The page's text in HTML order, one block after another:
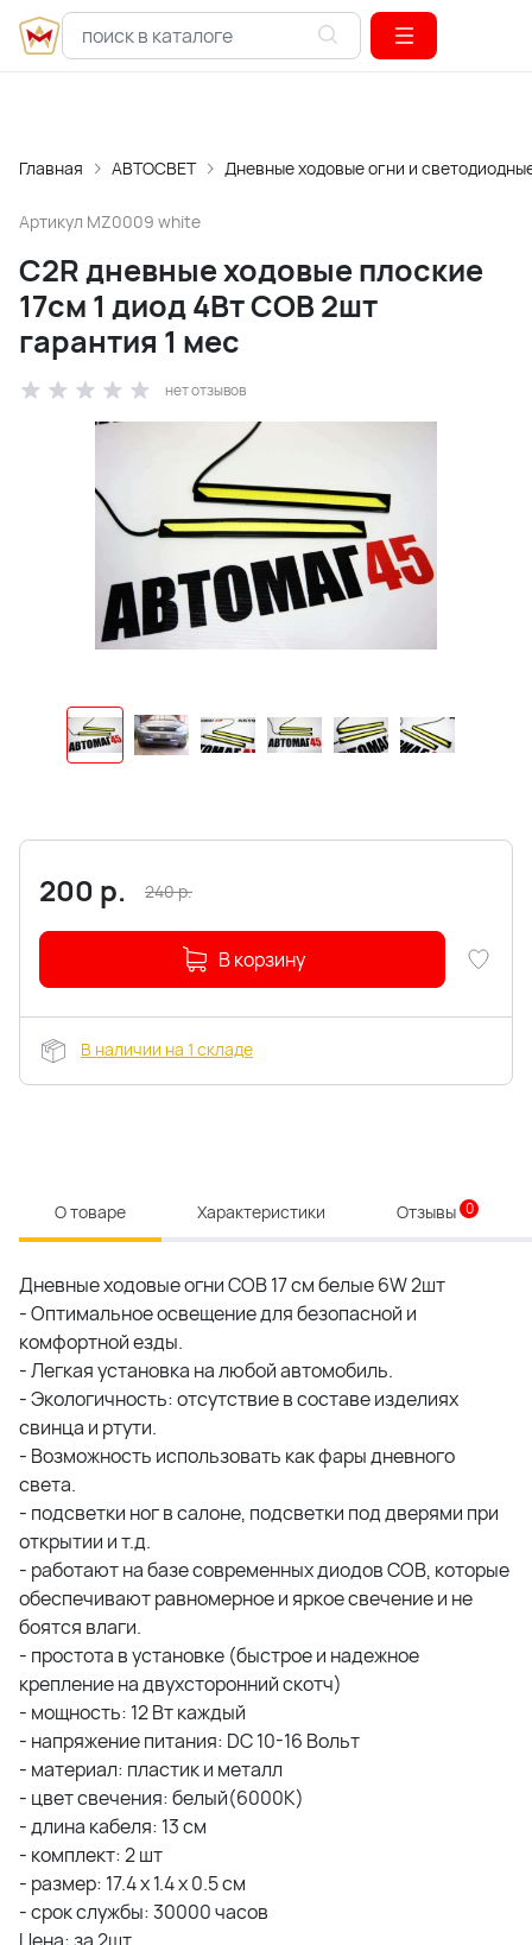
Главная АВТОСВЕТ Дневные ходовые огни и
Артикул MZ0009 white
C2R дневные ходовые плоские
17см 1 диод 4Вт СОВ 2шт
гарантия 1 мес
нет отзывов
200 р. 240р.
В корзину
В наличии на 1 складе
О товаре Характеристики Отзывы 0
Дневные ходовые огни COB 17 см белые 6W 2шт
- Оптимальное освещение для безопасной и
комфортной езды.
- Легкая установка на любой автомобиль.
- Экологичность: отсутствие в составе изделиях
свинца и ртути.
- Возможность использовать как фары дневного
света.
- подсветки ног в салоне, подсветки под дверями при
открытии и т.д.
- работают на базе современных диодов COB, которые
обеспечивают равномерное и яркое свечение и не
боятся влаги.
- простота в установке (быстрое и надежное
крепление на двухсторонний скотч)
- мощность: 12 Вт каждый
- напряжение питания: DC 10-16 Вольт
- материал: пластик и металл
- цвет свечения: белый(6000K)
- длина кабеля: 13 см
- комплект: 2 шт
- размер: 17.4 х 1.4 х 0.5 см
- срок службы: 30000 часов